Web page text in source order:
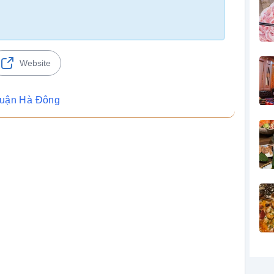
Website
Hà Đông